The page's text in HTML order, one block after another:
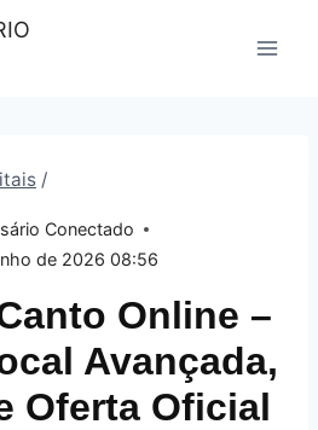
/
Conectado
de 2026 08:56
Online –
Avançada,
Oferta Oficial